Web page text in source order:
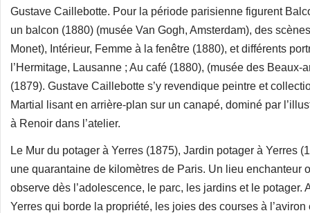
Gustave Caillebotte. Pour la période parisienne figurent
un balcon (1880) (musée Van Gogh, Amsterdam), des
Monet), Intérieur, Femme à la fenêtre (1880), et différents
l’Hermitage, Lausanne ; Au café (1880), (musée des
(1879). Gustave Caillebotte s’y revendique peintre et
Martial lisant en arrière-plan sur un canapé, dominé par
à Renoir dans l’atelier.
Le Mur du potager à Yerres (1875), Jardin potager à Yerres
une quarantaine de kilomètres de Paris. Un lieu enchanteur
observe dès l’adolescence, le parc, les jardins et le
Yerres qui borde la propriété, les joies des courses à